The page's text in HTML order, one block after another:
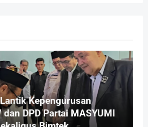
Kepengurusan
dan DPD Partai MASYUMI